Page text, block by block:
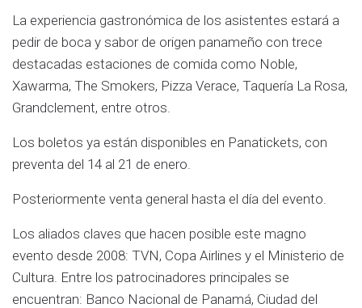
La experiencia gastronómica de los asistentes estará a
pedir de boca y sabor de origen panameño con trece
destacadas estaciones de comida como Noble,
Xawarma, The Smokers, Pizza Verace, Taquería La Rosa,
Grandclement, entre otros.
Los boletos ya están disponibles en Panatickets, con
preventa del 14 al 21 de enero.
Posteriormente venta general hasta el día del evento.
Los aliados claves que hacen posible este magno
evento desde 2008: TVN, Copa Airlines y el Ministerio de
Cultura. Entre los patrocinadores principales se
encuentran: Banco Nacional de Panamá, Ciudad del